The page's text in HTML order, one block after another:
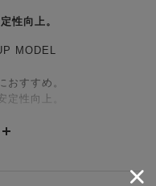
性向上。
MODEL
おすすめ。
定性向上。
ソフトな風合いの「Flex